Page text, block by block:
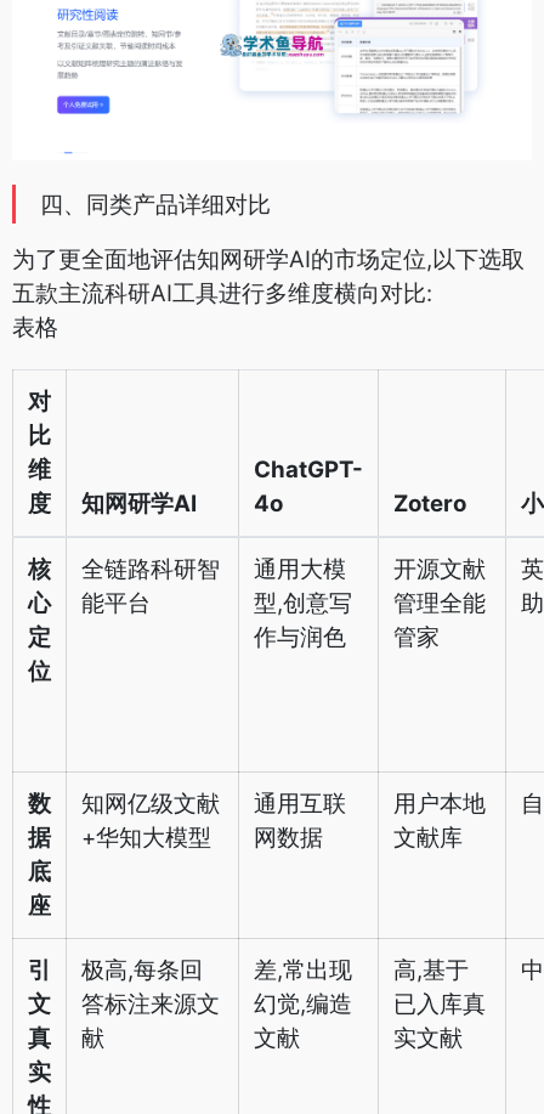
四、同类产品详细对比
为了更全面地评估知网研学AI的市场定位,以下选取
五款主流科研AI工具进行多维度横向对比:
表格
对
比
维
度
知网研学AI
ChatGPT-
4o
Zotero
核
心
定
位
全链路科研智
能平台
通用大模
型,创意写
作与润色
开源文献
管理全能
管家
数
据
底
座
知网亿级文献
+华知大模型
通用互联
网数据
用户本地
文献库
引
文
真
实
性
极高,每条回
答标注来源文
献
差,常出现
幻觉,编造
文献
高,基于
已入库真
实文献